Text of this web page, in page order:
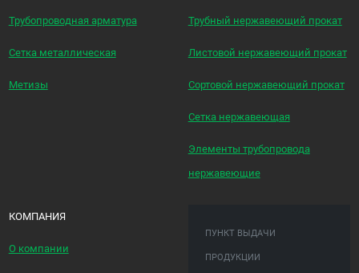
Трубопроводная арматура
Сетка металлическая
Метизы
Трубный нержавеющий прокат
Листовой нержавеющий прокат
Сортовой нержавеющий прокат
Сетка нержавеющая
Элементы трубопровода
нержавеющие
КОМПАНИЯ
О компании
ПУНКТ ВЫДАЧИ
ПРОДУКЦИИ